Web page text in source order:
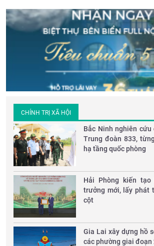
CHÍNH TRỊ XÃ HỘI
Bắc Ninh nghiên
Trung đoàn 833,
hạ tầng quốc phòng
Hải Phòng kiến tạo
trưởng mới, lấy phát
cột
Gia Lai xây dựng hồ
các phường giai đoạn